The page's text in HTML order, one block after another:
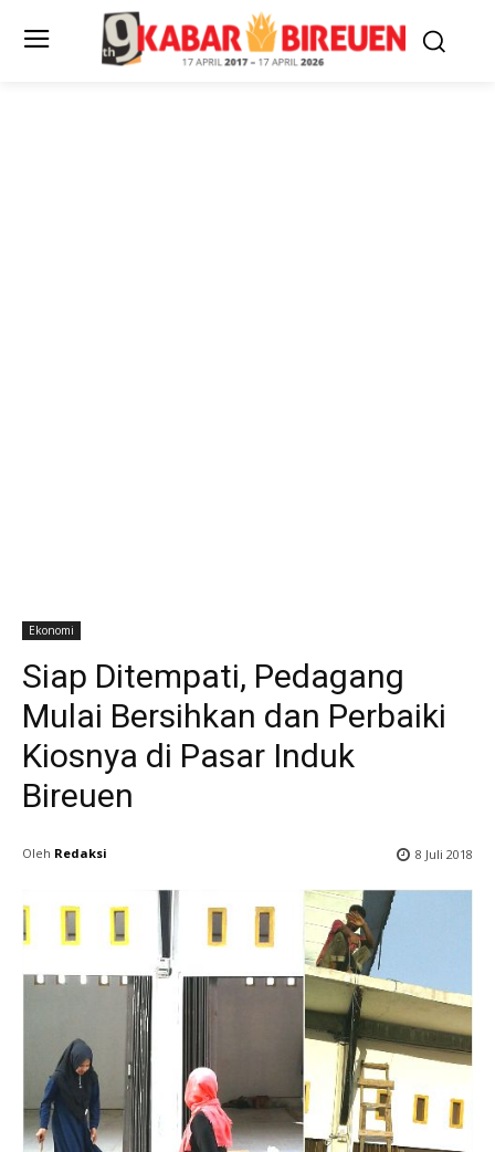
Ekonomi
Siap Ditempati, Pedagang
Mulai Bersihkan dan Perbaiki
Kiosnya di Pasar Induk
Bireuen
Oleh Redaksi 8 Juli 2018